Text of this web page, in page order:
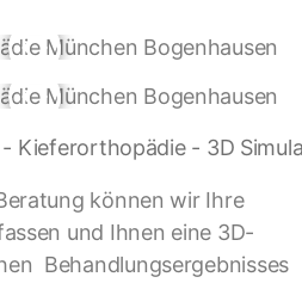
können wir Ihre
und Ihnen eine 3D-
Behandlungsergebnisses